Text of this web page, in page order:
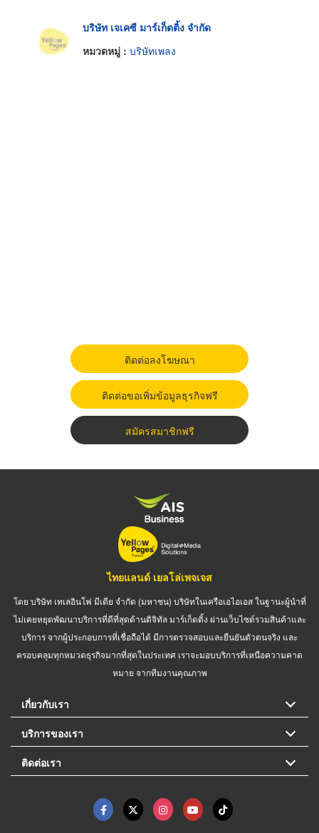
บริษัท เจเคซี มาร์เก็ตติ้ง จำกัด
หมวดหมู่ : บริษัทเพลง
ติดต่อลงโฆษณา
ติดต่อขอเพิ่มข้อมูลธุรกิจฟรี
สมัครสมาชิกฟรี
ไทยแลนด์ เยลโล่เพจเจส
โดย บริษัท เทเลอินโฟ มีเดีย จำกัด (มหาชน) บริษัทในเครือเอไอเอส ในฐานะผู้นำที่
ไม่เคยหยุดพัฒนาบริการที่ดีที่สุดด้านดิจิทัล มาร์เก็ตติ้ง ผ่านเว็บไซต์รวมสินค้าและ
บริการ จากผู้ประกอบการที่เชื่อถือได้ มีการตรวจสอบและยืนยันตัวตนจริง และ
ครอบคลุมทุกหมวดธุรกิจมากที่สุดในประเทศ เราจะมอบบริการที่เหนือความคาด
หมาย จากทีมงานคุณภาพ
เกี่ยวกับเรา
บริการของเรา
ติดต่อเรา